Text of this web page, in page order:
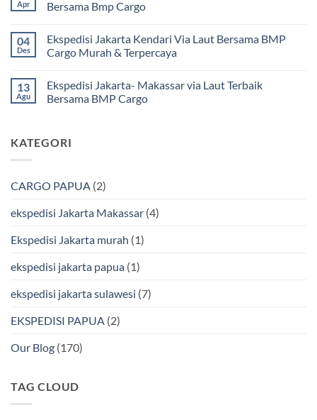
dan
Terpercaya
Cargo
Jakarta
ke
BMP
Cargo
pada
Ekspedisi
Kota
Bitung
Lebih
Kapal
Laut
Apr
Bersama Bmp Cargo
komentar
pada
Ekspedisi
Via
Laut
Murah
Bmp
Cargo
04
Des
Ekspedisi Jakarta Kendari Via Laut Bersama BMP
Cargo Murah & Terpercaya
komentar
pada
Ekspedisi
Laut
Bersama
&
13
Agu
Ekspedisi Jakarta- Makassar via Laut Terbaik
Bersama BMP Cargo
pada
Ekspedisi
Laut
BMP
KATEGORI
CARGO PAPUA (2)
ekspedisi Jakarta Makassar (4)
Ekspedisi Jakarta murah (1)
ekspedisi jakarta papua (1)
ekspedisi jakarta sulawesi (7)
EKSPEDISI PAPUA (2)
Our Blog (170)
TAG CLOUD